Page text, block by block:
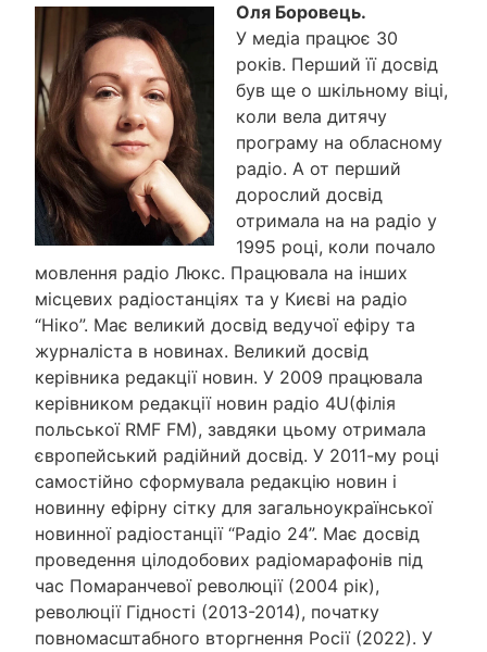
Оля Боровець.
У медіа працює 30
років. Перший її досвід
був ще о шкільному віці,
коли вела дитячу
програму на обласному
радіо. А от перший
дорослий досвід
отримала на на радіо у
1995 році, коли почало
мовлення радіо Люкс. Працювала на інших
місцевих радіостанціях та у Києві на радіо
“Ніко”. Має великий досвід ведучої ефіру та
журналіста в новинах. Великий досвід
керівника редакції новин. У 2009 працювала
керівником редакції новин радіо 4U(філія
польської RMF FM), завдяки цьому отримала
європейський радійний досвід. У 2011-му році
самостійно сформувала редакцію новин і
новинну ефірну сітку для загальноукраїнської
новинної радіостанції “Радіо 24”. Має досвід
проведення цілодобових радіомарафонів під
час Помаранчевої революції (2004 рік),
революції Гідності (2013-2014), початку
повномасштабного вторгнення Росії (2022). У